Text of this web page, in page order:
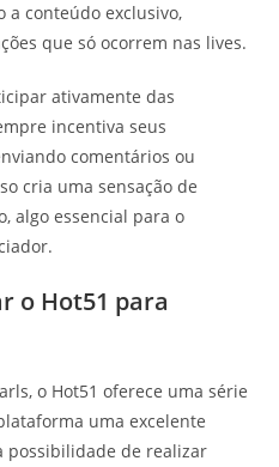
a conteúdo exclusivo,
que só ocorrem nas lives.
ativamente das
incentiva seus
comentários ou
cria uma sensação de
algo essencial para o
o Hot51 para
o Hot51 oferece uma série
uma excelente
possibilidade de realizar